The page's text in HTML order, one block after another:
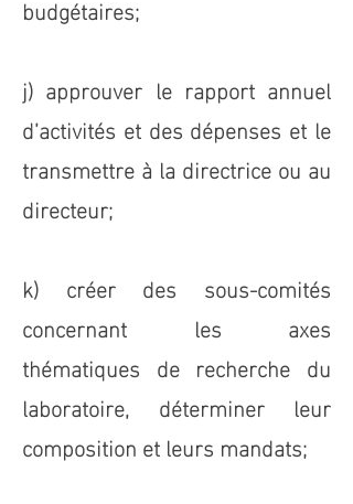
budgétaires;
j) approuver le rapport annuel
d’activités et des dépenses et le
transmettre à la directrice ou au
directeur;
k) créer des sous-comités
concernant les axes
thématiques de recherche du
laboratoire, déterminer leur
composition et leurs mandats;